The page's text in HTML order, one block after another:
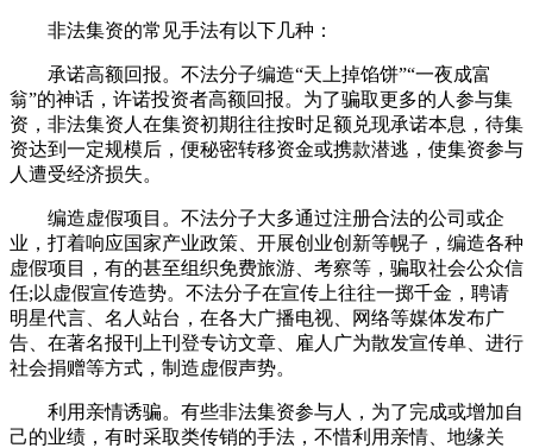
非法集资的常见手法有以下几种：
承诺高额回报。不法分子编造“天上掉馅饼”“一夜成富
翁”的神话，许诺投资者高额回报。为了骗取更多的人参与集
资，非法集资人在集资初期往往按时足额兑现承诺本息，待集
资达到一定规模后，便秘密转移资金或携款潜逃，使集资参与
人遭受经济损失。
编造虚假项目。不法分子大多通过注册合法的公司或企
业，打着响应国家产业政策、开展创业创新等幌子，编造各种
虚假项目，有的甚至组织免费旅游、考察等，骗取社会公众信
任;以虚假宣传造势。不法分子在宣传上往往一掷千金，聘请
明星代言、名人站台，在各大广播电视、网络等媒体发布广
告、在著名报刊上刊登专访文章、雇人广为散发宣传单、进行
社会捐赠等方式，制造虚假声势。
利用亲情诱骗。有些非法集资参与人，为了完成或增加自
己的业绩，有时采取类传销的手法，不惜利用亲情、地缘关